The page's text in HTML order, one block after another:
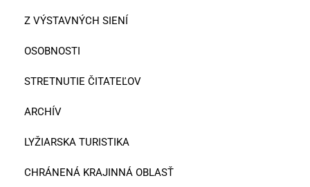
Z VÝSTAVNÝCH SIENÍ
OSOBNOSTI
STRETNUTIE ČITATEĽOV
ARCHÍV
LYŽIARSKA TURISTIKA
CHRÁNENÁ KRAJINNÁ OBLASŤ